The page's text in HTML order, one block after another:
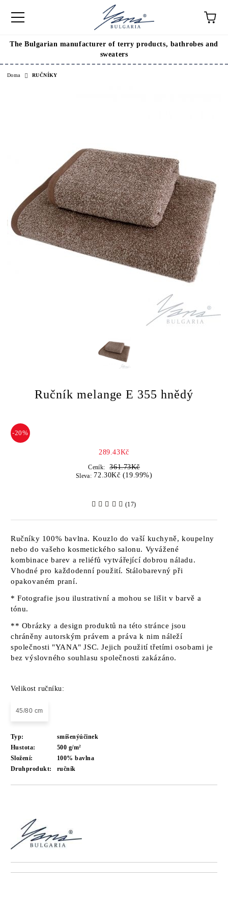
The Bulgarian manufacturer of terry products, bathrobes and
sweaters
Doma RUČNÍKY
Ručník melange E 355 hnědý
-20%
289.43Kč
Ceník: 361.73Kč
Sleva: 72.30Kč (19.99%)
(17)
Ručníky 100% bavlna. Kouzlo do vaší kuchyně, koupelny
nebo do vašeho kosmetického salonu. Vyvážené
kombinace barev a reliéfů vytvářející dobrou náladu.
Vhodné pro každodenní použití. Stálobarevný při
opakovaném praní.
* Fotografie jsou ilustrativní a mohou se lišit v barvě a
tónu.
** Obrázky a design produktů na této stránce jsou
chráněny autorským právem a práva k nim náleží
společnosti "YANA" JSC. Jejich použití třetími osobami je
bez výslovného souhlasu společnosti zakázáno.
Velikost ručníku:
45/80 cm
Typ:
smíšenýúčinek
Hustota:
500 g/m²
Složení:
100% bavlna
Druhprodukt:
ručník